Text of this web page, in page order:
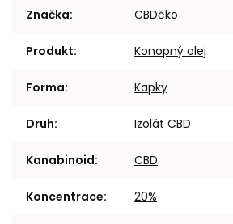
Značka: CBDčko
Produkt: Konopný olej
Forma: Kapky
Druh: Izolát CBD
Kanabinoid: CBD
Koncentrace: 20%